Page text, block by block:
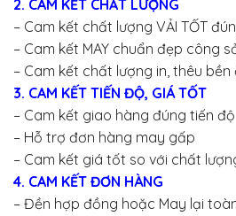
2. CAM KẾT CHẤT LƯỢNG
– Cam kết chất lượng VẢI TỐT
– Cam kết MAY chuẩn đẹp công
– Cam kết chất lượng in, thêu bền
3. CAM KẾT TIẾN ĐỘ, GIÁ TỐT
– Cam kết giao hàng đúng tiến độ
– Hỗ trợ đơn hàng may gấp
– Cam kết giá tốt so với chất
4. CAM KẾT ĐƠN HÀNG
– Đền hợp đồng hoặc May lại